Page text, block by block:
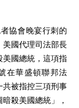
協會晚宴行刺的
國代理司法部長
國總統，這項指
在華盛頓聯邦法
被指控三項刑事
殺美國總統」，